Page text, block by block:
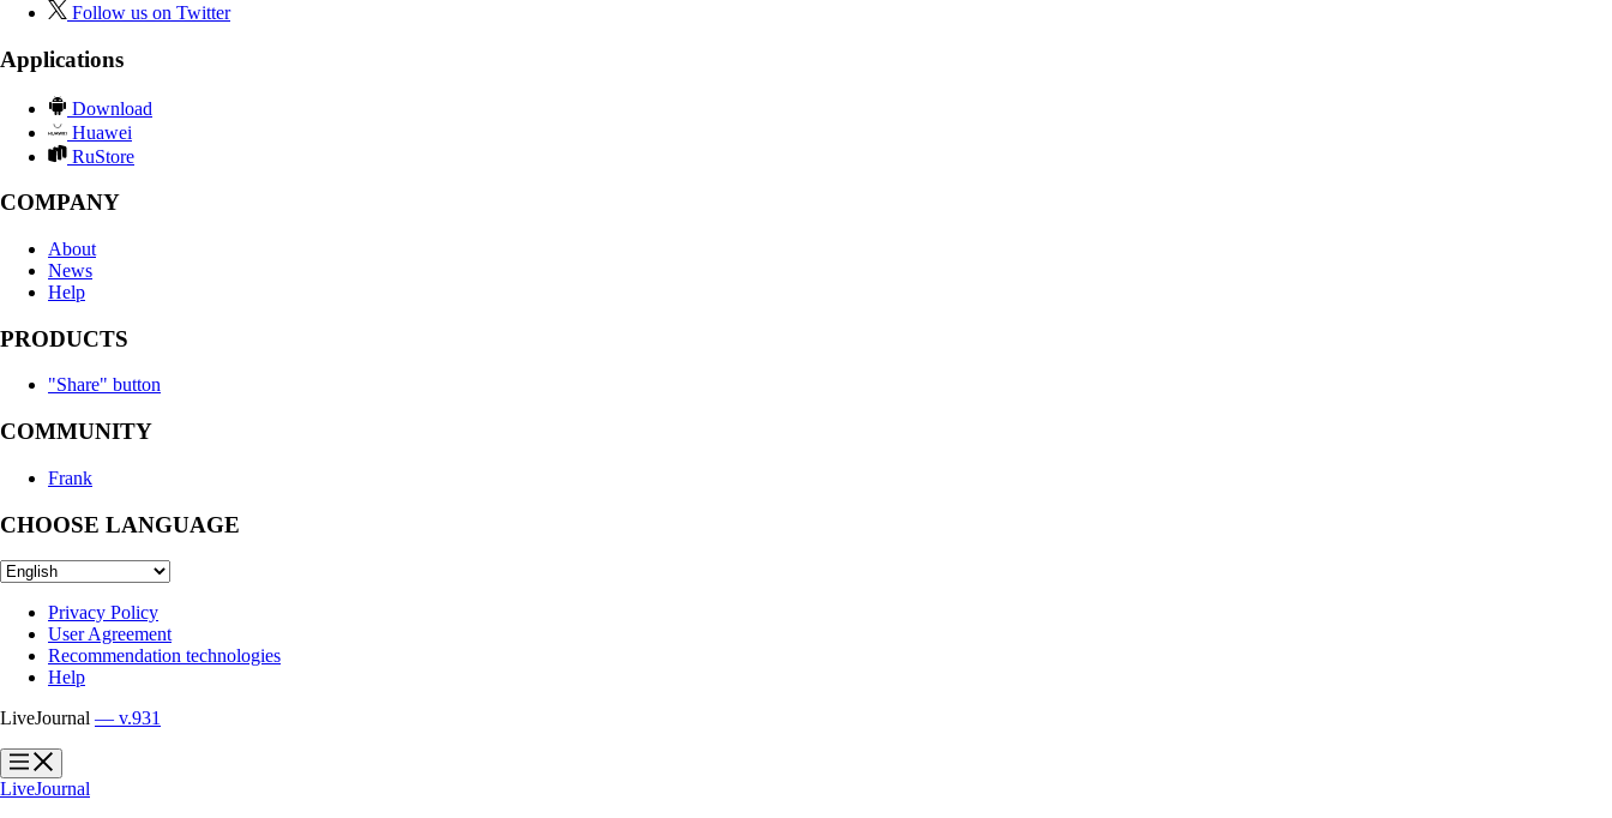
Follow us on Twitter
Applications
Download
Huawei
RuStore
COMPANY
About
News
Help
PRODUCTS
"Share" button
COMMUNITY
Frank
CHOOSE LANGUAGE
Privacy Policy
User Agreement
Recommendation technologies
Help
LiveJournal — v.931
?
?
LiveJournal